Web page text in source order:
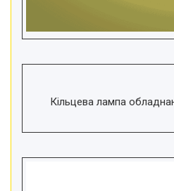
Кільцева лампа